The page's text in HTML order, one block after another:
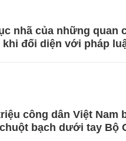
nhã của những quan
khi đối diện với pháp
công dân Việt Nam
bạch dưới tay Bộ